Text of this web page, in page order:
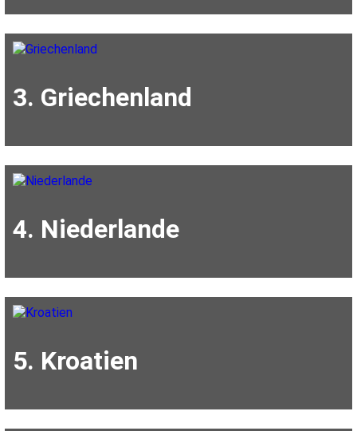
3. Griechenland
4. Niederlande
5. Kroatien